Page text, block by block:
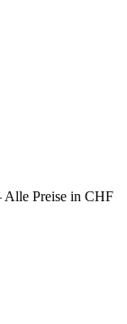
Alle Preise in CHF